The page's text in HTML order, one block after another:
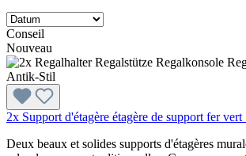
Conseil
Nouveau
2x Support d'étagère étagère de support fer
Deux beaux et solides supports d'étagères